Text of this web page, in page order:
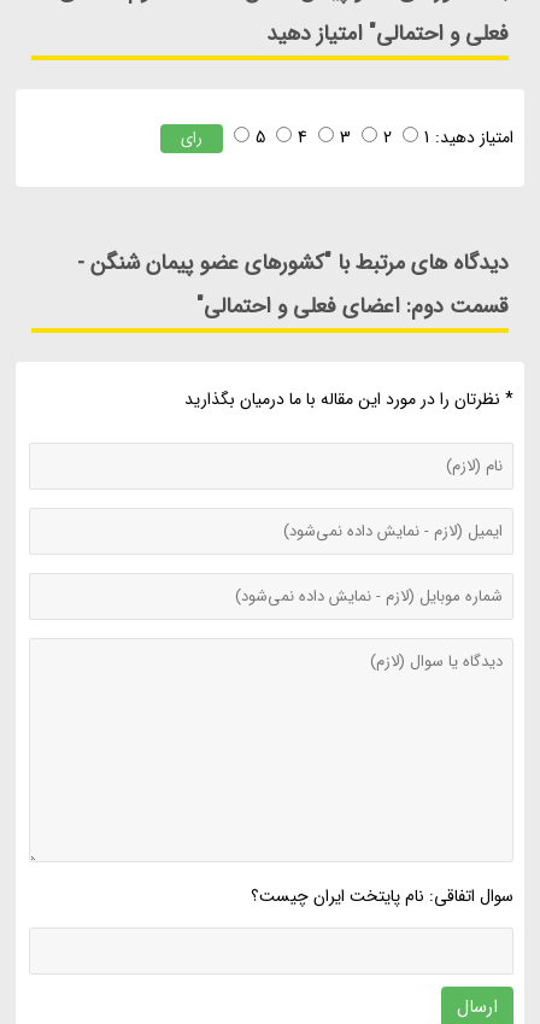
فعلی و احتمالی" امتیاز دهید
امتیاز دهید: 1
2
3
4
5 رای
دیدگاه های مرتبط با "کشورهای عضو پیمان شنگن -
قسمت دوم: اعضای فعلی و احتمالی"
* نظرتان را در مورد این مقاله با ما درمیان بگذارید
سوال اتفاقی: نام پایتخت ایران چیست؟
ارسال